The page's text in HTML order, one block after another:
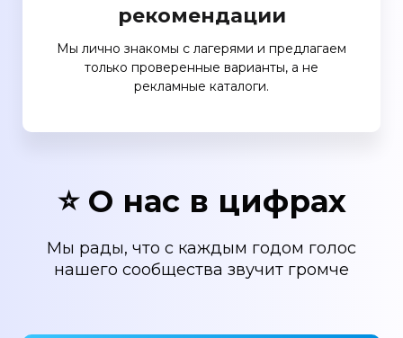
рекомендации
Мы лично знакомы с лагерями и предлагаем
только проверенные варианты, а не
рекламные каталоги.
⭐ О нас в цифрах
Мы рады, что с каждым годом голос
нашего сообщества звучит громче